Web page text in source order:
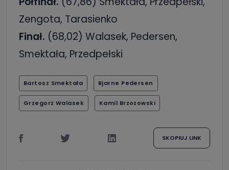
Zengota, Tarasienko
Finał. (68,02) Walasek, Pedersen,
Smektała, Przedpełski
Bartosz Smektała Bjarne Pedersen
Grzegorz Walasek Kamil Brzozowski
SKOPIUJ LINK